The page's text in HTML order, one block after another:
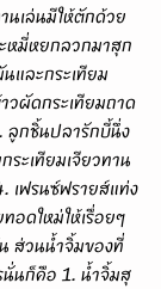
หมี่หยกลวกมาสุก
และกระเทียม
าวผัดกระเทียมถาด
ลูกชิ้นปลารักบี้นึ่ง
ระเทียมเจียวทาน
เฟรนซ์ฟรายส์แท่ง
อดใหม่ให้เรื่อยๆ
ส่วนน้ำจิ้มของที่
นั่นก็คือ 1. น้ำจิ้มสุ